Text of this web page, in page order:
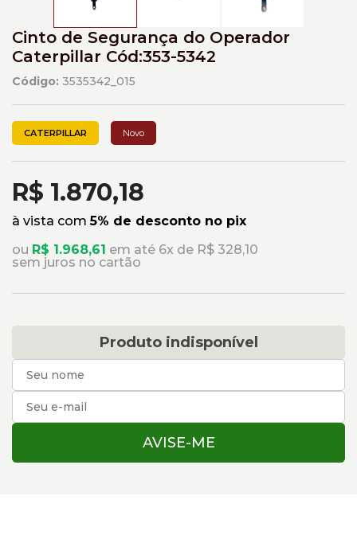
Cinto de Segurança do Operador
Caterpillar Cód:353-5342
Código: 3535342_015
CATERPILLAR Novo
R$ 1.870,18
à vista com5% de desconto no pix
ou R$ 1.968,61 em até 6x de R$ 328,10
sem juros no cartão
Produto indisponível
AVISE-ME